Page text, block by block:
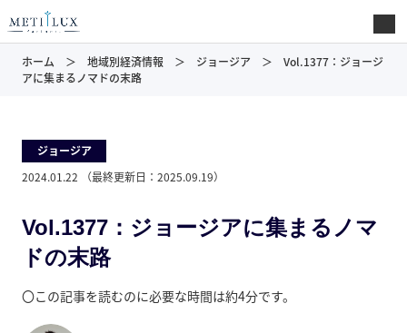
ホーム 地域別経済情報 ジョージア
Vol.1377：ジョージ
アに集まるノマドの末路
ジョージア
2024.01.22
（最終更新日： 2025.09.19）
Vol.1377：ジョージアに集まるノマ
ドの末路
〇この記事を読むのに必要な時間は約4分です。